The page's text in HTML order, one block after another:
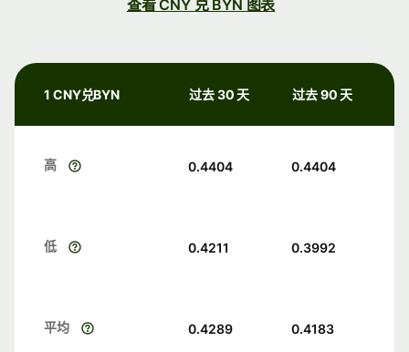
查看 CNY 兑 BYN 图表
1 CNY兑BYN 过去 30 天 过去 90 天
高 0.4404 0.4404
低 0.4211 0.3992
平均 0.4289 0.4183